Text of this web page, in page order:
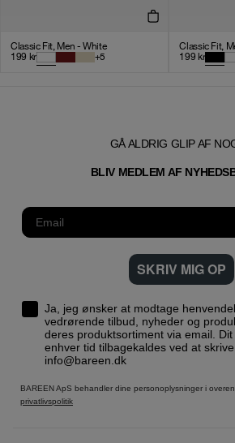
Classic Fit, Men - White
199 kr +5
Classic Fit,
199 kr
GÅ ALDRIG GLIP AF
BLIV MEDLEM AF
SKRIV MIG OP
Ja, jeg ønsker at modtage
vedrørende tilbud, nyheder og
deres produktsortiment via email. Dit samtykke kan til
enhver tid tilbagekaldes ved at
info@bareen.dk
BAREEN ApS behandler dine personoplysninger i
privatlivspolitik